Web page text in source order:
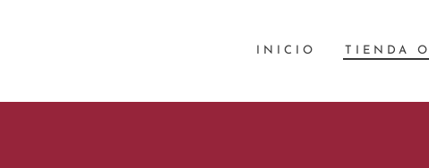
INICIO TIENDA